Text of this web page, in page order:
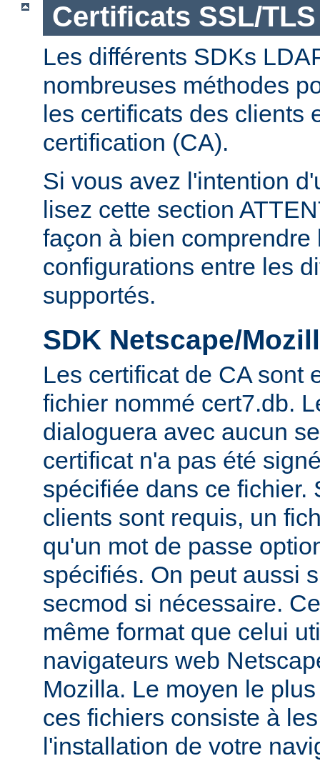
Certificats SSL/TLS
Les différents SDKs
nombreuses méthodes
les certificats des clients
certification (CA).
Si vous avez l'intention
lisez cette section
façon à bien comprendre
configurations entre les
supportés.
SDK Netscape/
Les certificat de CA sont
fichier nommé cert7.db.
dialoguera avec aucun
certificat n'a pas été
spécifiée dans ce fichier.
clients sont requis, un
qu'un mot de passe
spécifiés. On peut aussi
secmod si nécessaire.
même format que celui
navigateurs web
Mozilla. Le moyen le
ces fichiers consiste à
l'installation de votre